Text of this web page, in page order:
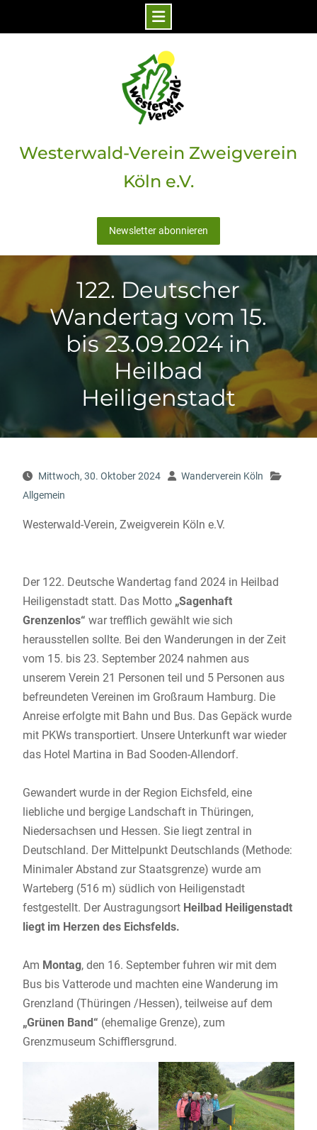
Westerwald-Verein Zweigverein
Köln e.V.
Newsletter abonnieren
122. Deutscher
Wandertag vom 15.
bis 23.09.2024 in
Heilbad
Heiligenstadt
Mittwoch, 30. Oktober 2024
Wanderverein Köln
Allgemein
Westerwald-Verein, Zweigverein Köln e.V.
Der 122. Deutsche Wandertag fand 2024 in Heilbad
Heiligenstadt statt. Das Motto „Sagenhaft
Grenzenlos“ war trefflich gewählt wie sich
herausstellen sollte. Bei den Wanderungen in der Zeit
vom 15. bis 23. September 2024 nahmen aus
unserem Verein 21 Personen teil und 5 Personen aus
befreundeten Vereinen im Großraum Hamburg. Die
Anreise erfolgte mit Bahn und Bus. Das Gepäck wurde
mit PKWs transportiert. Unsere Unterkunft war wieder
das Hotel Martina in Bad Sooden-Allendorf.
Gewandert wurde in der Region Eichsfeld, eine
liebliche und bergige Landschaft in Thüringen,
Niedersachsen und Hessen. Sie liegt zentral in
Deutschland. Der Mittelpunkt Deutschlands (Methode:
Minimaler Abstand zur Staatsgrenze) wurde am
Warteberg (516 m) südlich von Heiligenstadt
festgestellt. Der Austragungsort Heilbad Heiligenstadt
liegt im Herzen des Eichsfelds.
Am Montag, den 16. September fuhren wir mit dem
Bus bis Vatterode und machten eine Wanderung im
Grenzland (Thüringen /Hessen), teilweise auf dem
„Grünen Band“ (ehemalige Grenze), zum
Grenzmuseum Schifflersgrund.